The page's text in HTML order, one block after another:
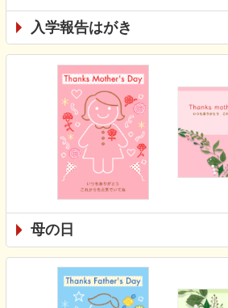
入学報告はがき
母の日